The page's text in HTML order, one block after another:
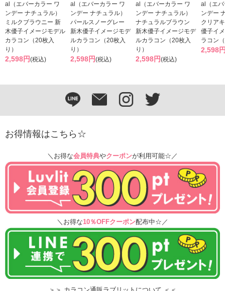
al（エバーカラー ワ
ンデー ナチュラル）
ミルクブラウニー 新
木優子イメージモデル
カラコン（20枚入
り）
2,598円(税込)
al（エバーカラー ワ
ンデー ナチュラル）
パールスノーグレー
新木優子イメージモデ
ルカラコン（20枚入
り）
2,598円(税込)
al（エバーカラー ワ
ンデー ナチュラル）
ナチュラルブラウン
新木優子イメージモデ
ルカラコン（20枚入
り）
2,598円(税込)
al（エ
ンデー
クリア
優子イ
ラコン
2,598
お得情報はこちら☆
＼お得な会員特典やクーポンが利用可能☆／
＼お得な10％OFFクーポン配布中☆／